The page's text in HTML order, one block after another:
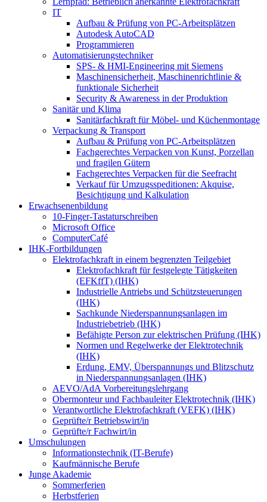
IT
Aufbau & Prüfung von PC-Arbeitsplätzen
Autodesk AutoCAD
Programmieren
Automatisierungstechniker
SPS‑ & HMI‑Engineering mit Siemens
Maschinensicherheit, Maschinenrichtlinie &
funktionale Sicherheit
Security & Awareness in der Produktion
Sanitär und Klima
Sanitärfachkraft für Möbel- und Küchenmontage
Verpackung & Transport
Aufbau & Prüfung von PC-Arbeitsplätzen
Fachgerechtes Verpacken von Kunst, Porzellan
und fragilen Gütern
Fachgerechtes Verpacken für die Seefracht
Verkauf für Umzugsspeditionen: Akquise,
Besichtigung und Kalkulation
Erwachsenenbildung
10-Finger-Tastaturschreiben
Microsoft Office
ComputerCafé
IHK-Fortbildungen
Elektrofachkraft in einem begrenzten Teilgebiet
Elektrofachkraft für festgelegte Tätigkeiten
(EFKffT) (IHK)
Industrielle Antriebs und Schützsteuerungen
(IHK)
Sachkunde Niederspannungsanlagen im
Industriebetrieb (IHK)
Befähigte Person zur elektrischen Prüfung (IHK)
Normen und Regelwerke der Elektrotechnik
(IHK)
Erdung, EMV, Überspannungs und Blitzschutz
in Niederspannungsanlagen (IHK)
AEVO/AdA Vorbereitungslehrgang
Obermonteur und Fachbauleiter Elektrotechnik (IHK)
Verantwortliche Elektrofachkraft (VEFK) (IHK)
Geprüfte/r Betriebswirt/in
Geprüfte/r Fachwirt/in
Umschulungen
Informationstechnik (IT-Berufe)
Kaufmännische Berufe
Junge Akademie
Sommerferien
Herbstferien